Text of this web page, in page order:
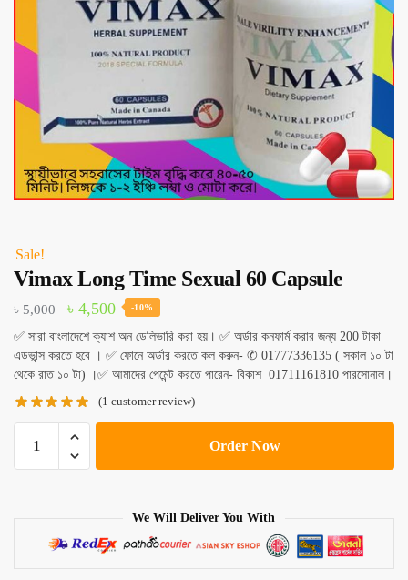
Sale!
Vimax Long Time Sexual 60 Capsule
৳5,000
Original
price
was:
৳ 5,000.
৳ 4,500Current
price
is:
৳ 4,500.
-10%
✅ সারা বাংলাদেশে ক্যাশ অন ডেলিভারি করা হয়। ✅ অর্ডার কনফার্ম করার জন্য 200 টাকা
এডভান্স করতে হবে । ✅ ফোনে অর্ডার করতে কল করুন- ✆ 01777336135 ( সকাল ১০ টা
থেকে রাত ১০ টা) ।✅ আমাদের পেমেন্ট করতে পারেন- বিকাশ 01711161810 পারসোনাল।
(1 customer review)
Long
Capsule
Order Now
We Will Deliver You With